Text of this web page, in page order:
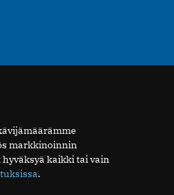
markkinoinnin
hyväksyä kaikki tai vain
.